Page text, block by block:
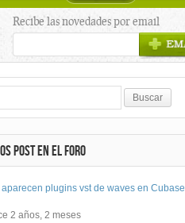
Recibe las novedades por email
POST EN EL FORO
aparecen plugins vst de waves en Cubase
2 años, 2 meses